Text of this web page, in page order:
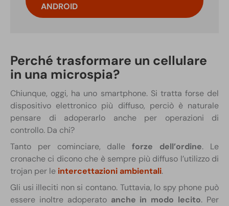
ANDROID
Perché trasformare un cellulare
in una microspia?
Chiunque, oggi, ha uno smartphone. Si tratta forse del
dispositivo elettronico più diffuso, perciò è naturale
pensare di adoperarlo anche per operazioni di
controllo. Da chi?
Tanto per cominciare, dalleforze dell’ordine. Le
cronache ci dicono che è sempre più diffuso l’utilizzo di
trojan per le intercettazioni ambientali.
Gli usi illeciti non si contano. Tuttavia, lo spy phone può
essere inoltre adoperato anche in modo lecito. Per